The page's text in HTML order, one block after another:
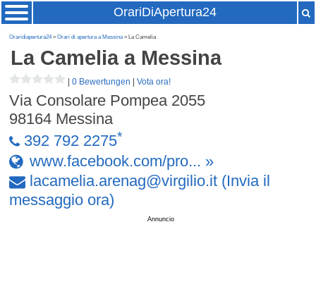
OrariDiApertura24
Oraridiapertura24»Orari di apertura a Messina» La Camelia
La Cameliaa Messina
|0 Bewertungen |Vota ora!
Via Consolare Pompea 2055
98164 Messina
392 792 2275*
www.facebook.com/pro... »
lacamelia.arenag@virgilio.it (Invia il
messaggio ora)
Annuncio